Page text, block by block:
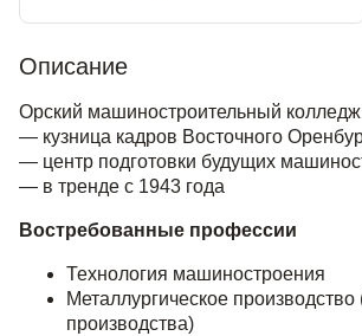
Описание
Орский машиностроительный
— кузница кадров Восточного
— центр подготовки будущих
— в тренде с 1943 года
Востребованные профессии
Технология машиностроения
Металлургическое
производства)